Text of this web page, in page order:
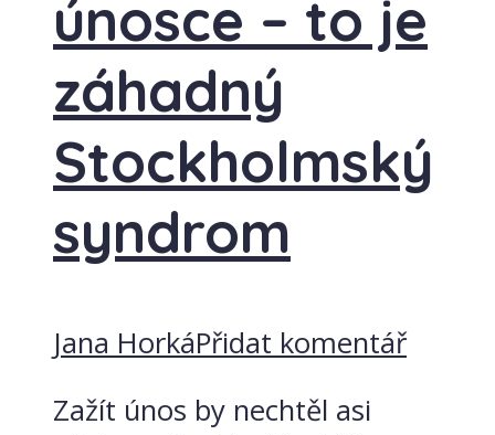
únosce – to je
záhadný
Stockholmský
syndrom
Jana HorkáPřidat komentář
Zažít únos by nechtěl asi